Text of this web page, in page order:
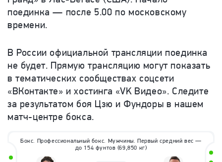
поединка — после 5.00 по московскому
времени.
В России официальной трансляции поединка
не будет. Прямую трансляцию могут показать
в тематических сообществах соцсети
«ВКонтакте» и хостинга «VK Видео». Следите
за результатом боя Цзю и Фундоры в нашем
матч-центре бокса.
Бокс. Профессиональный бокс. Мужчины. Первый средний вес —
до 154 фунтов (69,850 кг)